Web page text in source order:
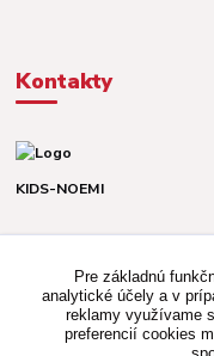
Kontakty
KIDS-NOEMI
(Po-Pia, 8-16 hod.)
Pre základnú
analytické účely a v
reklamy využívame
preferencií cookies